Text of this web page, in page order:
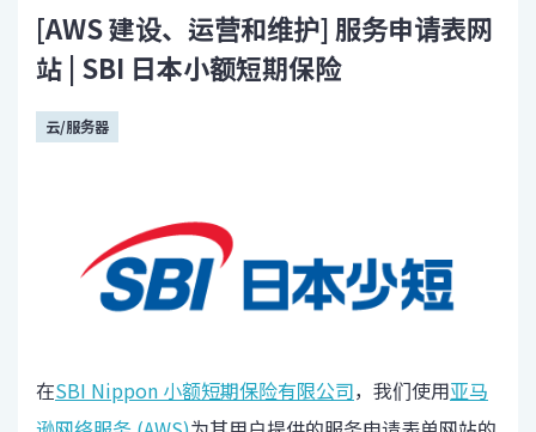
[AWS 建设、运营和维护] 服务申请表网
站 | SBI 日本小额短期保险
云/服务器
在SBI Nippon 小额短期保险有限公司，我们使用亚马